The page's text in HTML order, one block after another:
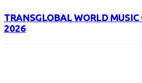
TRANSGLOBAL WORLD MUSIC
2026